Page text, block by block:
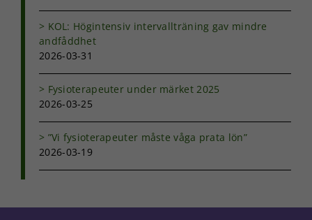
KOL: Högintensiv intervallträning gav mindre
andfåddhet
2026-03-31
Fysioterapeuter under märket 2025
2026-03-25
”Vi fysioterapeuter måste våga prata lön”
2026-03-19
med dig av dina
intressen och ditt
personligt
och erbjudanden.